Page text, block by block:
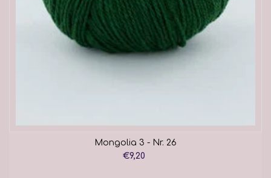
Mongolia 3 - Nr. 26
€9,20